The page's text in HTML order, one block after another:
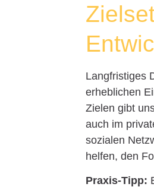
Langfristiges
erheblichen
Zielen gibt
auch im
sozialen
helfen, den
Praxis-Tipp: